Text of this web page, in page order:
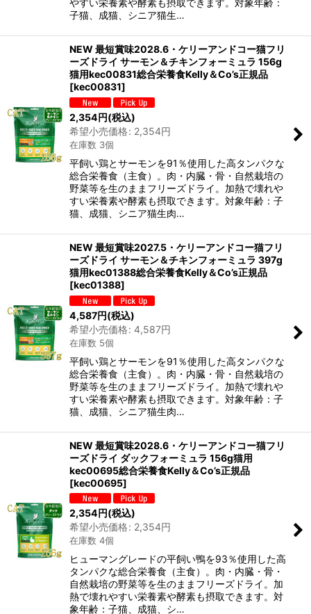
やすい栄養素や酵素も摂取できます。対象年齢：
子猫、成猫、シニア猫生…
NEW 最短賞味2028.6・ケリーアンドコー猫フリ
ーズドライ サーモン＆チキンフォーミュラ 156g
猫用kec00831総合栄養食Kelly＆Co’s正規品
[kec00831]
2,354円(税込)
希望小売価格: 2,354円
在庫数 3個
平飼い鶏とサーモンを91％使用した高タンパクな
総合栄養食（主食）。肉・内臓・骨・自然栽培の
野菜等を生のままフリーズドライ。加熱で壊れや
すい栄養素や酵素も摂取できます。対象年齢：子
猫、成猫、シニア猫生肉…
NEW 最短賞味2027.5・ケリーアンドコー猫フリ
ーズドライ サーモン＆チキンフォーミュラ 397g
猫用kec01388総合栄養食Kelly＆Co’s正規品
[kec01388]
4,587円(税込)
希望小売価格: 4,587円
在庫数 5個
平飼い鶏とサーモンを91％使用した高タンパクな
総合栄養食（主食）。肉・内臓・骨・自然栽培の
野菜等を生のままフリーズドライ。加熱で壊れや
すい栄養素や酵素も摂取できます。対象年齢：子
猫、成猫、シニア猫生肉…
NEW 最短賞味2028.6・ケリーアンドコー猫フリ
ーズドライ ダックフォーミュラ 156g猫用
kec00695総合栄養食Kelly＆Co’s正規品
[kec00695]
2,354円(税込)
希望小売価格: 2,354円
在庫数 4個
ヒューマングレードの平飼い鴨を93％使用した高
タンパクな総合栄養食（主食）。肉・内臓・骨・
自然栽培の野菜等を生のままフリーズドライ。加
熱で壊れやすい栄養素や酵素も摂取できます。対
象年齢：子猫、成猫、シ…